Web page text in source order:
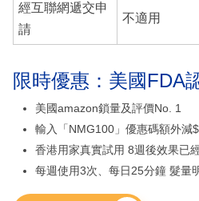
經互聯網遞交申
請
不適用
限時優惠：美國FDA
美國amazon鎖量及評價No. 1
輸入「NMG100」優惠碼額外減
香港用家真實試用 8週後效果已
每週使用3次、每日25分鐘 髮量